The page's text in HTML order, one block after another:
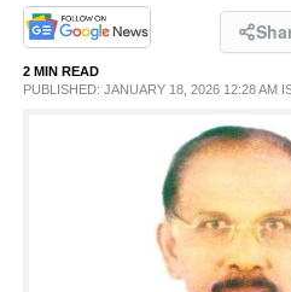
OPINION
PHOTOS
2 MIN READ
PUBLISHED: JANUARY 18, 2026 12:28 AM